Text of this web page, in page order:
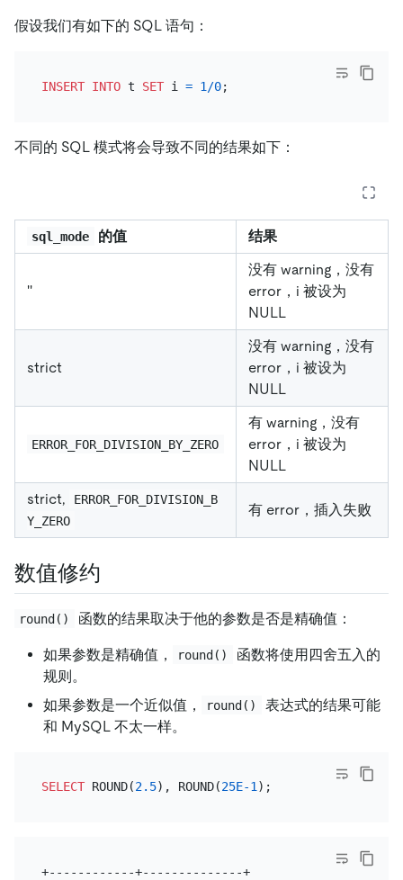
假设我们有如下的 SQL 语句：
INSERT INTO t SET i = 1 /0
不同的 SQL 模式将会导致不同的结果如下：
sql_mode 的值 结果
''
没有 warning，没有
error，i 被设为
NULL
strict
没有 warning，没有
error，i 被设为
NULL
ERROR_FOR_DIVISION_BY_ZERO
有 warning，没有
error，i 被设为
NULL
strict,
ERROR_FOR_DIVISION_B
Y_ZERO
有 error，插入失败
数值修约
round() 函数的结果取决于他的参数是否是精确值：
如果参数是精确值， round()
函数将使用四舍五入的
规则。
如果参数是一个近似值，
round()
表达式的结果可能
和 MySQL 不太一样。
SELECT ROUND(2.5), ROUND(25E-1
+------------+--------------+